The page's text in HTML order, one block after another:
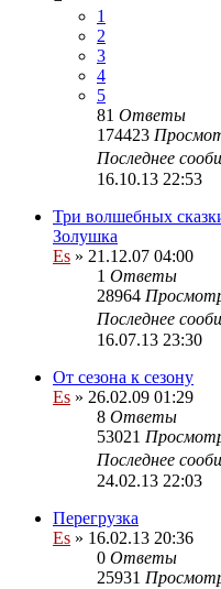
1
2
3
4
5
81 Ответы
174423
Последнее
16.10.13 22:53
Три волшебных
Золушка
Es » 21.12.07 04:00
1 Ответы
28964
Последнее
16.07.13 23:30
От сезона к сезону
Es » 26.02.09 01:29
8 Ответы
53021
Последнее
24.02.13 22:03
Перегрузка
Es » 16.02.13 20:36
0 Ответы
25931